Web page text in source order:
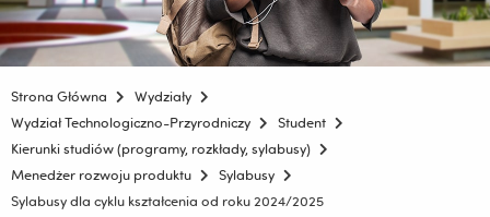
Strona Główna
Wydziały
Wydział Technologiczno-Przyrodniczy
Student
Kierunki studiów (programy, rozkłady, sylabusy)
Menedżer rozwoju produktu
Sylabusy
Sylabusy dla cyklu kształcenia od roku 2024/2025